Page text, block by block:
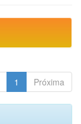
1 Próxima